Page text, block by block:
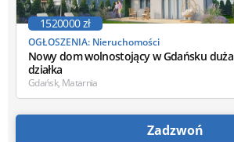
OGŁOSZENIA: Nieruchomości
Nowy dom wolnostojący w Gdańsku duża
działka
1520000 zł
Gdańsk, Matarnia
Zadzwoń